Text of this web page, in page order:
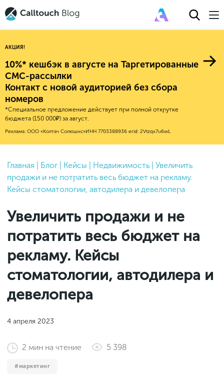
Авторитейл
Финансы
Е-коммерс
Недвижимость
HoReCa
Услуги
Фитнес
2025
2024
2022
2021
2019
2018
2017
Новые продукты
Эксплейнеры
Обновления продуктов Calltouch
Обучение работы с инструментами
Calltouch
Индекс здоровья российского
Mental Health
Исследование Out Of Cloud
Привлечение
Конверсия
Аналитика
Процессы и управление
Финансы и бухгалтерия
Законы и документы
Старт и идеи
Инструменты и сервисы
Продажи и маркетплейсы
Словарь маркетолога
Callday
MeetUp
Вебинары и практикумы
АКЦИЯ!
10%* кешбэк в августе на Таргетированные
СМС-рассылки
Контакт с новой аудиторией без сбора
номеров
*Специальное предложение действует при полной открутке
бюджета (150 000₽) за август.
Реклама: ООО «Колтач Солюшнс»ИНН 7703388936 erid: 2Vtzqx7u6wL
Главная Блог Кейсы Недвижимость
Увеличить
продажи и не потратить весь бюджет на рекламу.
Кейсы стоматологии, автодилера и девелопера
Увеличить продажи и не
потратить весь бюджет на
рекламу. Кейсы
стоматологии, автодилера и
девелопера
4 апреля 2023
2 мин на чтение 5 398
маркетинг